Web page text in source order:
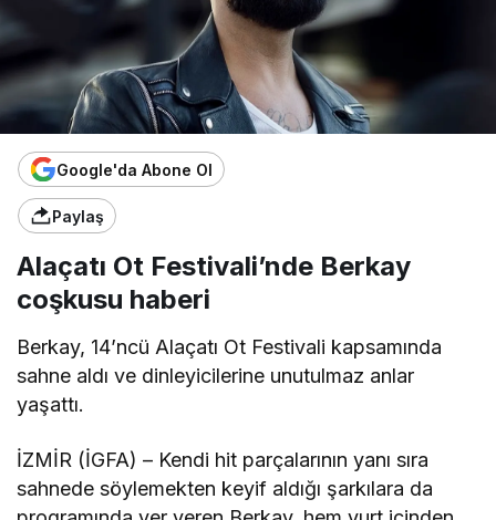
Google'da Abone Ol
Paylaş
Alaçatı Ot Festivali’nde Berkay
coşkusu haberi
Berkay, 14’ncü Alaçatı Ot Festivali kapsamında
sahne aldı ve dinleyicilerine unutulmaz anlar
yaşattı.
İZMİR (İGFA) – Kendi hit parçalarının yanı sıra
sahnede söylemekten keyif aldığı şarkılara da